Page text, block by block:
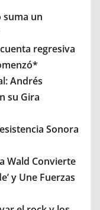
suma un
regresiva
Andrés
su Gira
Sonora
Wald Convierte
y Une Fuerzas